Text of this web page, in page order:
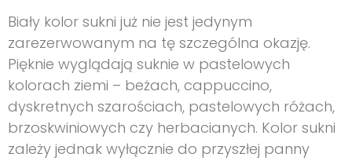
Biały kolor sukni już nie jest jedynym
zarezerwowanym na tę szczególna okazję.
Pięknie wyglądają suknie w pastelowych
kolorach ziemi – beżach, cappuccino,
dyskretnych szarościach, pastelowych różach,
brzoskwiniowych czy herbacianych. Kolor sukni
zależy jednak wyłącznie do przyszłej panny